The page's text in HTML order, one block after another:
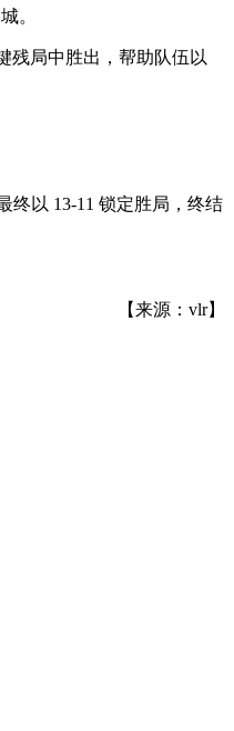
。
残局中胜出，帮助队伍以
终以 13-11 锁定胜局，终结
【来源：vlr】